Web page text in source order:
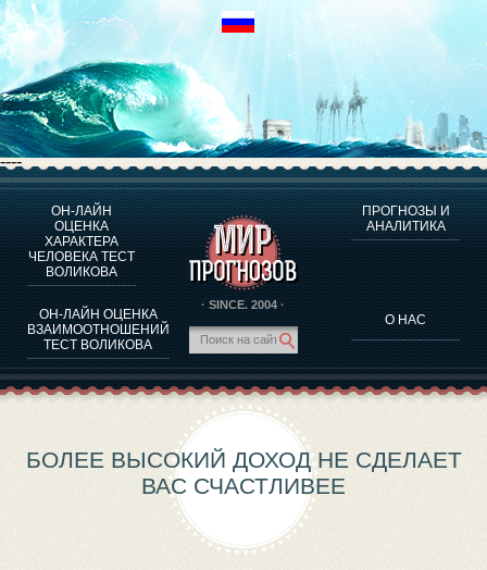
----
ОН-ЛАЙН
ОЦЕНКА
ХАРАКТЕРА
ЧЕЛОВЕКА ТЕСТ
ВОЛИКОВА
ОН-ЛАЙН ОЦЕНКА
ВЗАИМООТНОШЕНИЙ
ТЕСТ ВОЛИКОВА
· SINCE. 2004 ·
ПРОГНОЗЫ И
АНАЛИТИКА
О НАС
О ПРОГРАММЕ
ОЦЕНКА ХАРАКТЕРA ЧЕЛОВЕКА
ОЦЕНКА ХАРАКТЕРА ВЫДАЮЩИХСЯ ЛИЧНОСТЕЙ
О ПРОГРАММЕ
ТЕСТ НА СОВМЕСТИМОСТЬ ВОЛИКОВА
ПРОГНОЗЫ И АНАЛИТИКА
БОЛЕЕ ВЫСОКИЙ ДОХОД НЕ СДЕЛАЕТ
ВАС СЧАСТЛИВЕЕ